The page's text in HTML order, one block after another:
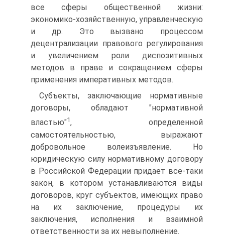
все сферы общественной жизни:
экономико-хозяйственную, управленческую
и др. Это вызвано процессом
децентрализации правового регулирования
и увеличением роли диспозитивных
методов в праве и сокращением сферы
применения императивных методов.
Субъекты, заключающие нормативные
договоры, обладают "нормативной
властью"1, определенной
самостоятельностью, выражают
добровольное волеизъявление. Но
юридическую силу нормативному договору
в Российской Федерации придает все-таки
закон, в котором устанавливаются виды
договоров, круг субъектов, имеющих право
на их заключение, процедуры их
заключения, исполнения и взаимной
ответственности за их невыполнение.